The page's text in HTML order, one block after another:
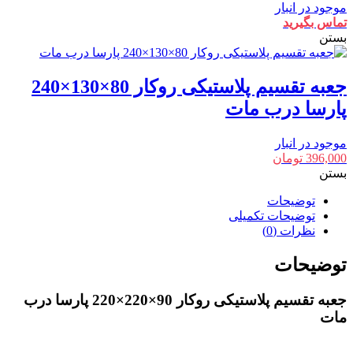
موجود در انبار
تماس بگیرید
بستن
جعبه تقسیم پلاستیکی روکار 80×130×240
پارسا درب مات
موجود در انبار
396,000 تومان
بستن
توضیحات
توضیحات تکمیلی
نظرات (0)
توضیحات
جعبه تقسیم پلاستیکی روکار 90×220×220 پارسا درب
مات